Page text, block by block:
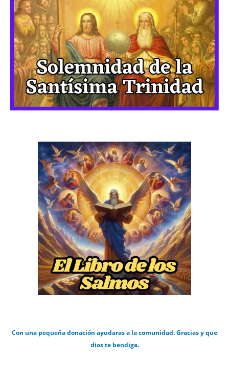
Con una pequeña donación ayudaras a la comunidad. Gracias y que
dios te bendiga.